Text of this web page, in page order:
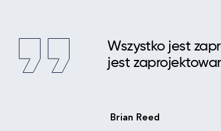
Wszystko jest
jest
Brian Reed